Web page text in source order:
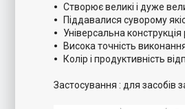
Створює великі і дуже
Піддавалися суворому
Універсальна
Висока точність
Колір і продуктивність
Застосування : для засобів